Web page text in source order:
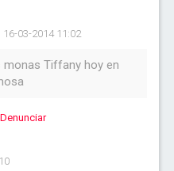
16-03-2014 11:02
Tiffany hoy en
Denunciar